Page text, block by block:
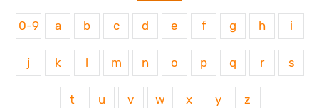
0-9 a b c d e f g h i
j k m n o p q r s
t u v w x y z